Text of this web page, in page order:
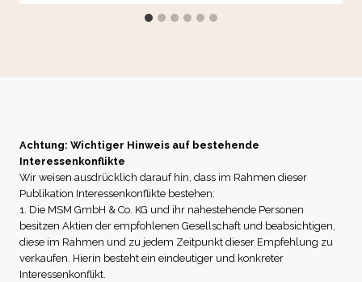
Achtung: Wichtiger Hinweis auf bestehende
Interessenkonflikte
Wir weisen ausdrücklich darauf hin, dass im Rahmen dieser
Publikation Interessenkonflikte bestehen:
1. Die MSM GmbH & Co. KG und ihr nahestehende Personen
besitzen Aktien der empfohlenen Gesellschaft und beabsichtigen,
diese im Rahmen und zu jedem Zeitpunkt dieser Empfehlung zu
verkaufen. Hierin besteht ein eindeutiger und konkreter
Interessenkonflikt.